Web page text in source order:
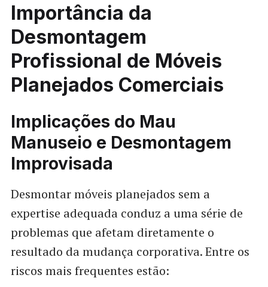
Importância da
Desmontagem
Profissional de Móveis
Planejados Comerciais
Implicações do Mau
Manuseio e Desmontagem
Improvisada
Desmontar móveis planejados sem a
expertise adequada conduz a uma série de
problemas que afetam diretamente o
resultado da mudança corporativa. Entre os
riscos mais frequentes estão: